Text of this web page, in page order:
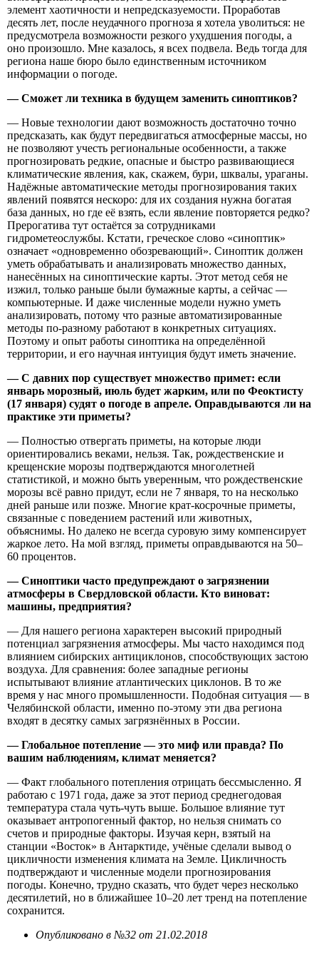
элемент хаотичности и непредсказуемости. Проработав
десять лет, после неудачного прогноза я хотела уволиться: не
предусмотрела возможности резкого ухудшения погоды, а
оно произошло. Мне казалось, я всех подвела. Ведь тогда для
региона наше бюро было единственным источником
информации о погоде.
— Сможет ли техника в будущем заменить синоптиков?
— Новые технологии дают возможность достаточно точно
предсказать, как будут передвигаться атмосферные массы, но
не позволяют учесть региональные особенности, а также
прогнозировать редкие, опасные и быстро развивающиеся
климатические явления, как, скажем, бури, шквалы, ураганы.
Надёжные автоматические методы прогнозирования таких
явлений появятся нескоро: для их создания нужна богатая
база данных, но где её взять, если явление повторяется редко?
Прерогатива тут остаётся за сотрудниками
гидрометеослужбы. Кстати, греческое слово «синоптик»
означает «одновременно обозревающий». Синоптик должен
уметь обрабатывать и анализировать множество данных,
нанесённых на синоптические карты. Этот метод себя не
изжил, только раньше были бумажные карты, а сейчас —
компьютерные. И даже численные модели нужно уметь
анализировать, потому что разные автоматизированные
методы по-разному работают в конкретных ситуациях.
Поэтому и опыт работы синоптика на определённой
территории, и его научная интуиция будут иметь значение.
— С давних пор существует множество примет: если
январь морозный, июль будет жарким, или по Феоктисту
(17 января) судят о погоде в апреле. Оправдываются ли на
практике эти приметы?
— Полностью отвергать приметы, на которые люди
ориентировались веками, нельзя. Так, рождественские и
крещенские морозы подтверждаются многолетней
статистикой, и можно быть уверенным, что рождественские
морозы всё равно придут, если не 7 января, то на несколько
дней раньше или позже. Многие крат-косрочные приметы,
связанные с поведением растений или животных,
объяснимы. Но далеко не всегда суровую зиму компенсирует
жаркое лето. На мой взгляд, приметы оправдываются на 50–
60 процентов.
— Синоптики часто предупреждают о загрязнении
атмосферы в Свердловской области. Кто виноват:
машины, предприятия?
— Для нашего региона характерен высокий природный
потенциал загрязнения атмосферы. Мы часто находимся под
влиянием сибирских антициклонов, способствующих застою
воздуха. Для сравнения: более западные регионы
испытывают влияние атлантических циклонов. В то же
время у нас много промышленности. Подобная ситуация — в
Челябинской области, именно по-этому эти два региона
входят в десятку самых загрязнённых в России.
— Глобальное потепление — это миф или правда? По
вашим наблюдениям, климат меняется?
— Факт глобального потепления отрицать бессмысленно. Я
работаю с 1971 года, даже за этот период среднегодовая
температура стала чуть-чуть выше. Большое влияние тут
оказывает антропогенный фактор, но нельзя снимать со
счетов и природные факторы. Изучая керн, взятый на
станции «Восток» в Антарктиде, учёные сделали вывод о
цикличности изменения климата на Земле. Цикличность
подтверждают и численные модели прогнозирования
погоды. Конечно, трудно сказать, что будет через несколько
десятилетий, но в ближайшее 10–20 лет тренд на потепление
сохранится.
Опубликовано в №32 от 21.02.2018